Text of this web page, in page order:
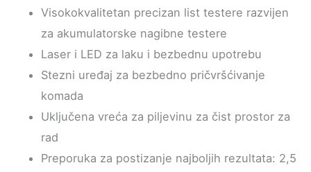
Visokokvalitetan precizan list testere razvijen
za akumulatorske nagibne testere
Laser i LED za laku i bezbednu upotrebu
Stezni uređaj za bezbedno pričvršćivanje
komada
Uključena vreća za piljevinu za čist prostor za
rad
Preporuka za postizanje najboljih rezultata: 2,5